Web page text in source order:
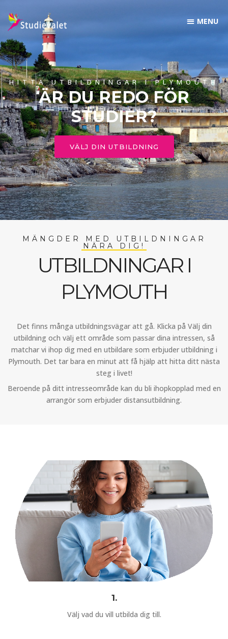
HITTA UTBILDNINGAR I PLYMOUTH
ÄR DU REDO FÖR
STUDIER?
VÄLJ DIN UTBILDNING
MÄNGDER MED UTBILDNINGAR
NÄRA DIG!
UTBILDNINGAR I
PLYMOUTH
Det finns många utbildningsvägar att gå. Klicka på Välj din
utbildning och välj ett område som passar dina intressen, så
matchar vi ihop dig med en utbildare som erbjuder utbildning i
Plymouth. Det tar bara en minut att få hjälp att hitta ditt nästa
steg i livet!
Beroende på ditt intresseområde kan du bli ihopkopplad med en
arrangör som erbjuder distansutbildning.
1.
Välj vad du vill utbilda dig till.